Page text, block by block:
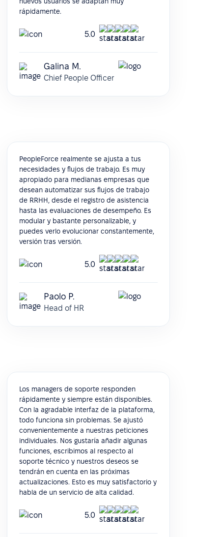
rápidamente.
5.0
Galina M.
Chief People Officer
PeopleForce realmente se ajusta a tus
necesidades y flujos de trabajo. Es muy
apropiado para medianas empresas que
desean automatizar sus flujos de trabajo
de RRHH, desde el registro de asistencia
hasta las evaluaciones de desempeño. Es
modular y bastante personalizable, y
puedes verlo evolucionar constantemente,
versión tras versión.
5.0
Paolo P.
Head of HR
Los managers de soporte responden
rápidamente y siempre están disponibles.
Con la agradable interfaz de la plataforma,
todo funciona sin problemas. Se ajustó
convenientemente a nuestras peticiones
individuales. Nos gustaría añadir algunas
funciones, escribimos al respecto al
soporte técnico y nuestros deseos se
tendrán en cuenta en las próximas
actualizaciones. Esto es muy satisfactorio y
habla de un servicio de alta calidad.
5.0